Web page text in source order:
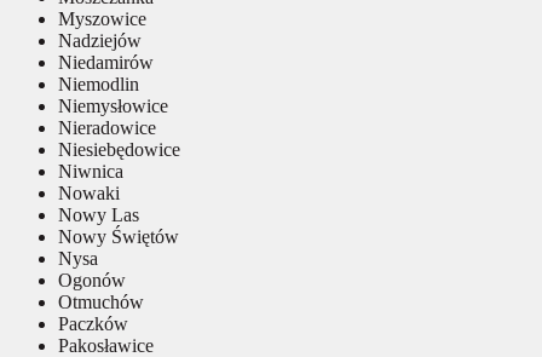
Myszowice
Nadziejów
Niedamirów
Niemodlin
Niemysłowice
Nieradowice
Niesiebędowice
Niwnica
Nowaki
Nowy Las
Nowy Świętów
Nysa
Ogonów
Otmuchów
Paczków
Pakosławice